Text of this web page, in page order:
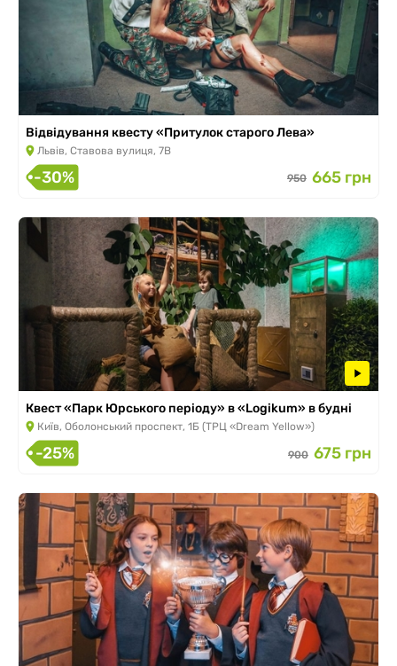
Відвідування квесту «Притулок старого Лева»
Львів, Ставова вулиця, 7В
-30% 950 665 грн
Квест «Парк Юрського періоду» в «Logikum» в будні
Київ, Оболонський проспект, 1Б (ТРЦ «Dream Yellow»)
-25% 900 675 грн